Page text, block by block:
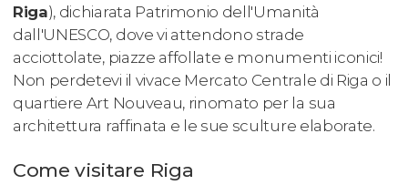
Riga), dichiarata Patrimonio dell'Umanità
dall'UNESCO, dove vi attendono strade
acciottolate, piazze affollate e monumenti iconici!
Non perdetevi il vivace Mercato Centrale di Riga o il
quartiere Art Nouveau, rinomato per la sua
architettura raffinata e le sue sculture elaborate.
Come visitare Riga